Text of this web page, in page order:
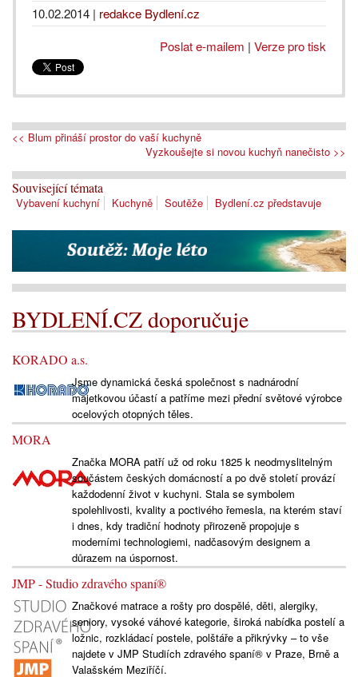
10.02.2014 | redakce Bydlení.cz
Poslat e-mailem | Verze pro tisk
<< Blum přináší prostor do vaší kuchyně
Vyzkoušejte si novou kuchyň nanečisto >>
Související témata
Vybavení kuchyní Kuchyně Soutěže Bydlení.cz představuje
BYDLENÍ.CZ doporučuje
KORADO a.s.
Jsme dynamická česká společnost s nadnárodní
majetkovou účastí a patříme mezi přední světové výrobce
ocelových otopných těles.
MORA
Značka MORA patří už od roku 1825 k neodmyslitelným
součástem českých domácností a po dvě století provází
každodenní život v kuchyni. Stala se symbolem
spolehlivosti, kvality a poctivého řemesla, na kterém staví
i dnes, kdy tradiční hodnoty přirozeně propojuje s
moderními technologiemi, nadčasovým designem a
důrazem na úspornost.
JMP - Studio zdravého spaní®
Značkové matrace a rošty pro dospělé, děti, alergiky,
seniory, vysoké váhové kategorie, široká nabídka postelí a
ložnic, rozkládací postele, polštáře a přikrývky – to vše
najdete v JMP Studiích zdravého spaní® v Praze, Brně a
Valašském Meziříčí.